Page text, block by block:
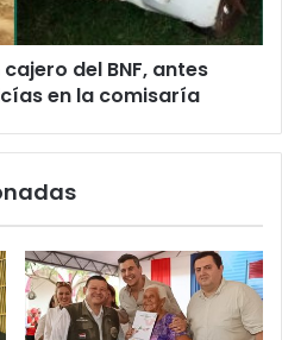
del BNF, antes
en la comisaría